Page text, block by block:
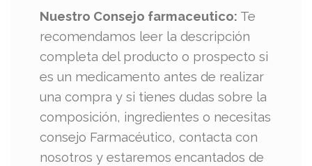
Nuestro Consejo farmaceutico: Te
recomendamos leer la descripción
completa del producto o prospecto si
es un medicamento antes de realizar
una compra y si tienes dudas sobre la
composición, ingredientes o necesitas
consejo Farmacéutico, contacta con
nosotros y estaremos encantados de